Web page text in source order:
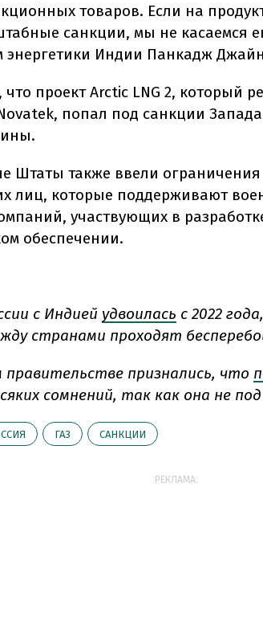
товаров. Если на
санкции, мы не касаемся
энергетики Индии Панкадж
проект Arctic LNG 2, который
попал под санкции
Штаты также ввели
лиц, которые поддерживают
участвующих в
обеспечении.
с Индией удвоилась с 2022
странами проходят
правительстве признались, что
сомнений, так как она не
ГАЗ САНКЦИИ
РЕКЛАМА: